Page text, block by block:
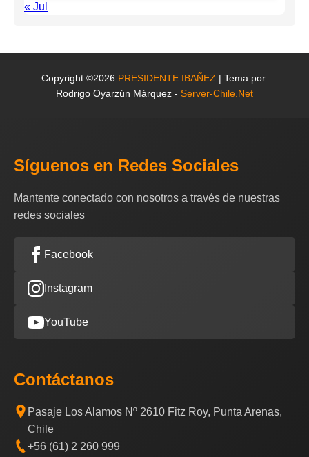
« Jul
Copyright ©2026 PRESIDENTE IBAÑEZ | Tema por:
Rodrigo Oyarzún Márquez - Server-Chile.Net
Síguenos en Redes Sociales
Mantente conectado con nosotros a través de nuestras
redes sociales
Facebook
Instagram
YouTube
Contáctanos
Pasaje Los Alamos Nº 2610 Fitz Roy, Punta Arenas,
Chile
+56 (61) 2 260 999